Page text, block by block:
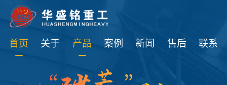
首页 关于 产品 案例 新闻 售后 联系